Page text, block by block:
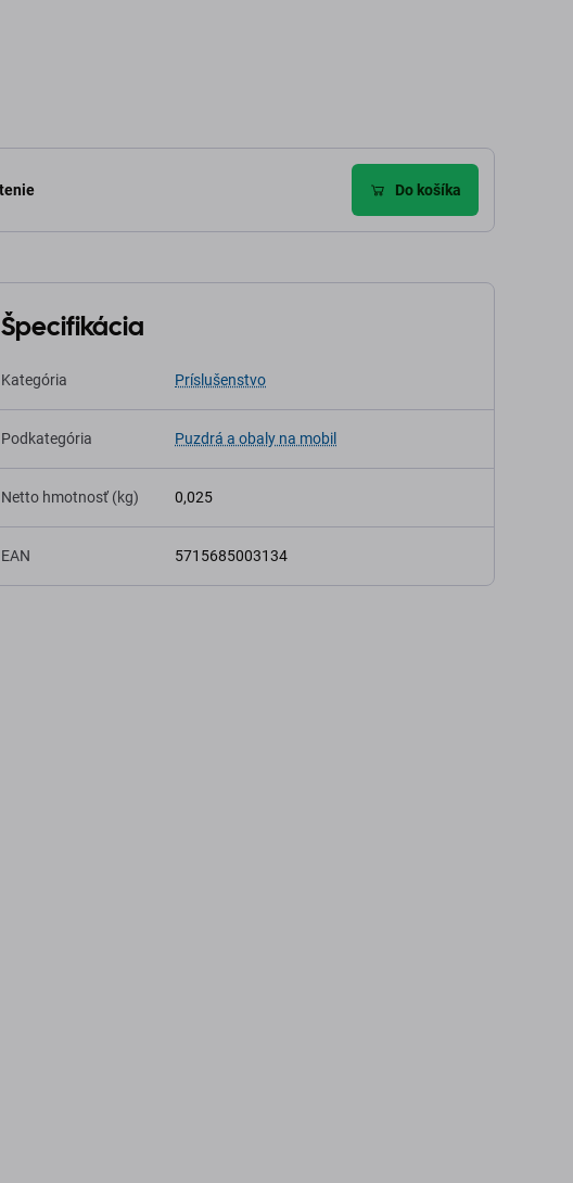
Do košíka
Špecifikácia
Kategória Príslušenstvo
Podkategória Puzdrá a obaly na mobil
Netto hmotnosť (kg) 0,025
EAN 5715685003134